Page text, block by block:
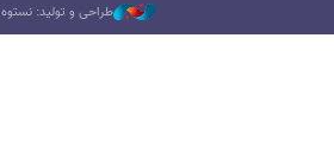
طراحی و تولید: نستوه